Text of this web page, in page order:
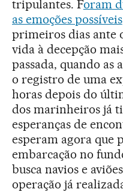
tripulantes. Foram
as emoções possíveis
primeiros dias ante
vida à decepção
passada, quando as
o registro de uma
horas depois do
dos marinheiros já
esperanças de
esperam agora que
embarcação no
busca navios e
operação já